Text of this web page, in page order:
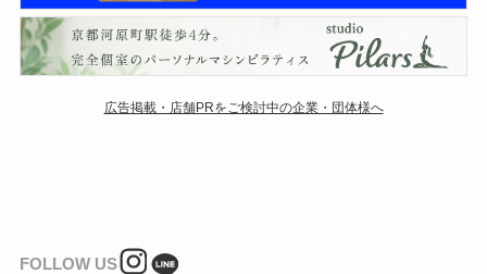
広告掲載・店舗PRをご検討中の企業・団体様へ
FOLLOW US